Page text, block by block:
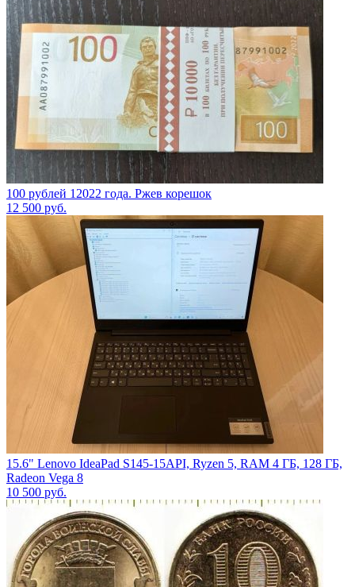
100 рублей 12022 года. Ржев корешок
12 500 руб.
15.6" Lenovo IdeaPad S145-15API, Ryzen 5, RAM 4 ГБ, 128 ГБ,
Radeon Vega 8
10 500 руб.